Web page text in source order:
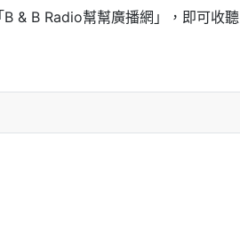
& B Radio幫幫廣播網」，即可收聽